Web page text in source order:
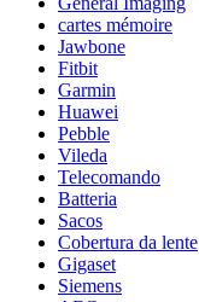
cartes mémoire
Jawbone
Fitbit
Garmin
Huawei
Pebble
Vileda
Telecomando
Batteria
Sacos
Cobertura da lente
Gigaset
Siemens